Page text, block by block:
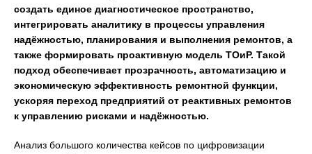
создать единое диагностическое пространство,
интегрировать аналитику в процессы управления
надёжностью, планирования и выполнения ремонтов, а
также формировать проактивную модель ТОиР. Такой
подход обеспечивает прозрачность, автоматизацию и
экономическую эффективность ремонтной функции,
ускоряя переход предприятий от реактивных ремонтов
к управлению рисками и надёжностью.
Анализ большого количества кейсов по цифровизации